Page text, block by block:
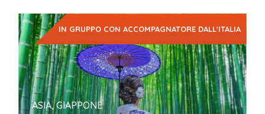
IN GRUPPO CON ACCOMPAGNATORE DALL'ITALIA
ASIA, GIAPPONE